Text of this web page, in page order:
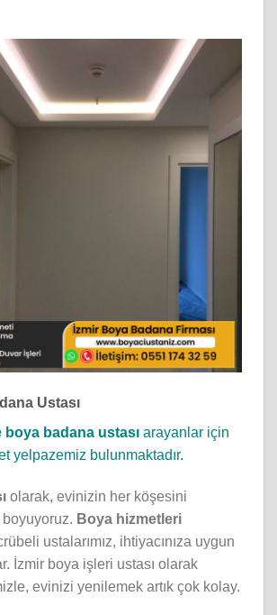
Ustası
badana ustası arayanlar için
yelpazemiz bulunmaktadır.
olarak, evinizin her köşesini
Boya hizmetleri
ustalarımız, ihtiyacınıza uygun
İzmir boya işleri ustası olarak
evinizi yenilemek artık çok kolay.